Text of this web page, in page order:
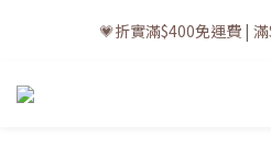
💗訂單一般送貨時間為3至5個工作
工作天
💗折實滿$400免運費 |
💗立即下載全新會員